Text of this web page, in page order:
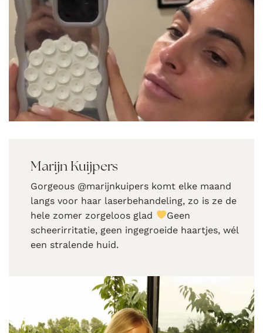
Marijn Kuijpers
Gorgeous @marijnkuipers komt elke maand
langs voor haar laserbehandeling, zo is ze de
hele zomer zorgeloos glad
Geen
scheerirritatie, geen ingegroeide haartjes, wél
een stralende huid.